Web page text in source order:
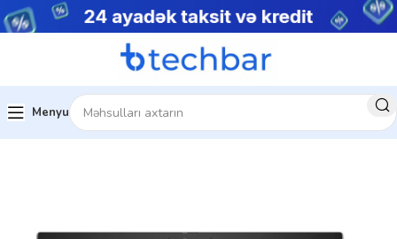
Menyu
Ev Noutbuklar Biznes noutbukları